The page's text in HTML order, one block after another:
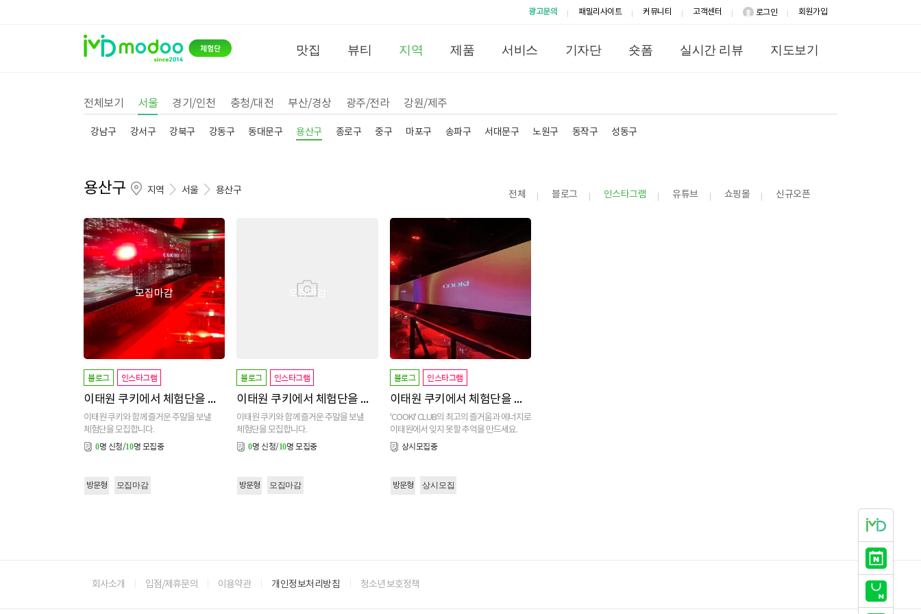
광고문의 패밀리사이트 커뮤니티 고객센터 로그인 회원가입
맛집 뷰티 지역 제품 서비스 기자단 숏폼 실시간 리뷰 지도보기
전체보기 서울 경기/인천 충청/대전 부산/경상 광주/전라 강원/제주
강남구 강서구 강북구 강동구 동대문구 용산구 종로구 중구 마포구 송파구 서대문구 노원구 동작구 성동구
용산구 지역 서울 용산구 전체 블로그 인스타그램 유튜브 쇼핑몰 신규오픈
모집마감
블로그 인스타그램
이태원 쿠키에서 체험단을 모집합니다
이태원 쿠키와 함께 즐거운 주말을 보낼
체험단을 모집합니다.
0명 신청/10명 모집중
방문형 모집마감
모집마감
블로그 인스타그램
이태원 쿠키에서 체험단을 모집합니다
이태원 쿠키와 함께 즐거운 주말을 보낼
체험단을 모집합니다.
0명 신청/10명 모집중
방문형 모집마감
블로그 인스타그램
이태원 쿠키에서 체험단을 모집합니다~
'COOKI' CLUB의 최고의 즐거움과 에너지로
이태원에서 잊지 못할 추억을 만드세요.
상시모집중
방문형 상시모집
회사소개 입점/제휴문의 이용약관 개인정보처리방침 청소년 보호정책